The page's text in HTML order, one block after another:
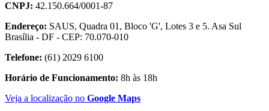
CNPJ: 42.150.664/0001-87
Endereço: SAUS, Quadra 01, Bloco 'G', Lotes 3 e 5. Asa Sul
Brasília - DF - CEP: 70.070-010
Telefone: (61) 2029 6100
Horário de Funcionamento: 8h às 18h
Veja a localização no Google Maps